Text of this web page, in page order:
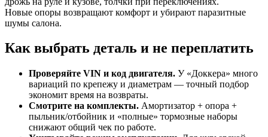
Новые опоры возвращают комфорт и убирают паразитные
шумы салона.
Как выбрать деталь и не переплатить
Проверяйте VIN и код двигателя. У «Доккера» много
вариаций по крепежу и диаметрам — точный подбор
экономит время на возвраты.
Смотрите на комплекты. Амортизатор + опора +
пыльник/отбойник и «полные» тормозные наборы
снижают общий чек по работе.